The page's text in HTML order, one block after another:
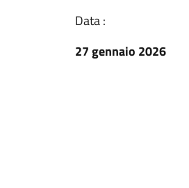
Data :
27 gennaio 2026